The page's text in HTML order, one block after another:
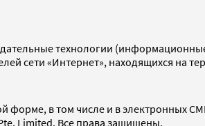
технологии
сети «Интернет», находящихся на
форме, в том числе и в электронных
Limited. Все права защищены.